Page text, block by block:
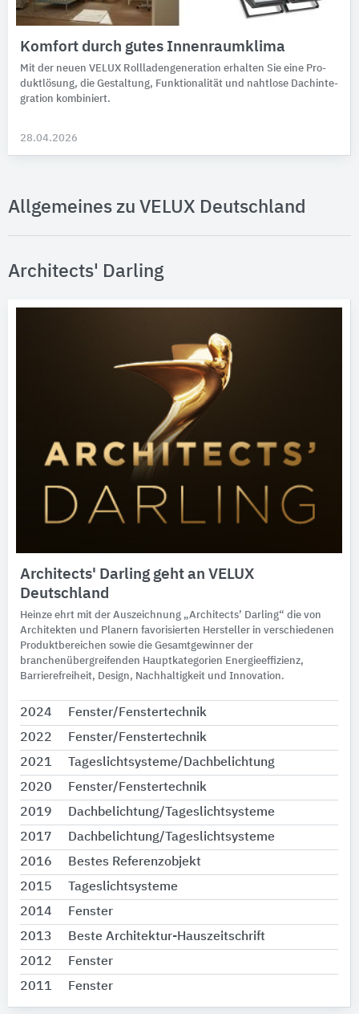
Komfort durch gutes Innenraumklima
Mit der neuen VELUX Roll­laden­gene­ra­tion er­halten Sie eine Pro­
dukt­lö­sung, die Ge­stal­tung, Funk­tio­na­li­tät und naht­lose Dach­inte­
gra­tion kombiniert.
28.04.2026
Allgemeines zu VELUX Deutschland
Architects' Darling
Architects' Darling geht an VELUX
Deutschland
Heinze ehrt mit der Auszeichnung „Architects’ Darling“ die von
Architekten und Planern favorisierten Hersteller in verschiedenen
Produktbereichen sowie die Gesamtgewinner der
branchenübergreifenden Hauptkategorien Energieeffizienz,
Barrierefreiheit, Design, Nachhaltigkeit und Innovation.
2024
Fenster/Fenstertechnik
2022
Fenster/Fenstertechnik
2021
Tageslichtsysteme/Dachbelichtung
2020
Fenster/Fenstertechnik
2019
Dachbelichtung/Tageslichtsysteme
2017
Dachbelichtung/Tageslichtsysteme
2016
Bestes Referenzobjekt
2015
Tageslichtsysteme
2014
Fenster
2013
Beste Architektur-Hauszeitschrift
2012
Fenster
2011
Fenster